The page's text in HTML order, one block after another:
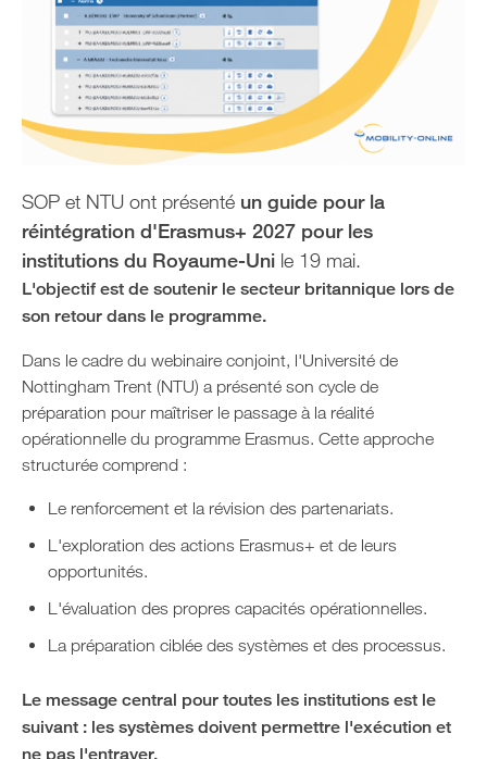
SOP et NTU ont présenté un guide pour la
réintégration d'Erasmus+ 2027 pour les
institutions du Royaume-Uni le 19 mai.
L'objectif est de soutenir le secteur britannique lors de
son retour dans le programme.
Dans le cadre du webinaire conjoint, l'Université de
Nottingham Trent (NTU) a présenté son cycle de
préparation pour maîtriser le passage à la réalité
opérationnelle du programme Erasmus. Cette approche
structurée comprend :
Le renforcement et la révision des partenariats.
L'exploration des actions Erasmus+ et de leurs
opportunités.
L'évaluation des propres capacités opérationnelles.
La préparation ciblée des systèmes et des processus.
Le message central pour toutes les institutions est le
suivant : les systèmes doivent permettre l'exécution et
ne pas l'entraver.